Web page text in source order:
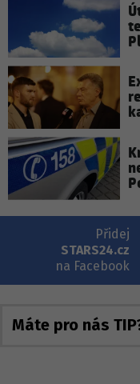
Přidej
STARS24.cz
na Facebook
Máte pro nás